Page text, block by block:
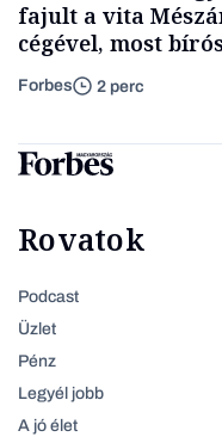
fajult a vita
cégével, most
Forbes 2 perc
Rovatok
Podcast
Üzlet
Pénz
Legyél jobb
A jó élet